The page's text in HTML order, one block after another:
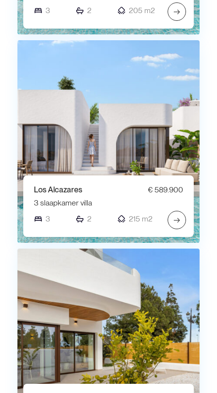
3
2 205 m2 →
Los Alcazares
€ 589.900
3 slaapkamer villa
3
2 215 m2 →